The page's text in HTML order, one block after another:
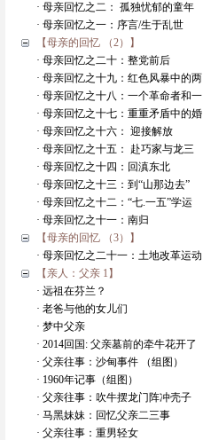
· 母亲回忆之二： 孤独忧郁的童年
· 母亲回忆之一：序言/生于乱世
【母亲的回忆 （2）】
· 母亲回忆之二十：整党前后
· 母亲回忆之十九：红色风暴中的两
· 母亲回忆之十八：一个革命者和一
· 母亲回忆之十七：重重矛盾中的婚
· 母亲回忆之十六： 迎接解放
· 母亲回忆之十五： 赴巧家与龙三
· 母亲回忆之十四：回滇东北
· 母亲回忆之十三：到“山那边去”
· 母亲回忆之十二：“七.一五”学运
· 母亲回忆之十一：南归
【母亲的回忆 （3）】
· 母亲回忆之二十一：土地改革运动
【亲人：父亲 1】
· 远祖在芬兰？
· 老爸与他的女儿们
· 梦中父亲
· 2014回国: 父亲墓前的牵牛花开了
· 父亲往事：沙甸事件 （组图）
· 1960年记事（组图）
· 父亲往事：吹牛摆龙门阵冲壳子
· 马黑妹妹：回忆父亲二三事
· 父亲往事：重男轻女